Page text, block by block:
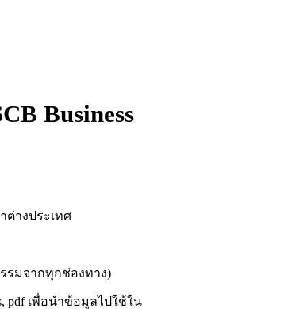
Business
ต่างประเทศ
รมจากทุกช่องทาง)
pdf เพื่อนำข้อมูลไปใช้ใน